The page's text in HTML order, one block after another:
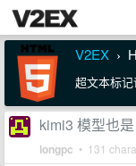
V2EX ›
超文本标
kimi3 模型也
longpc • 131